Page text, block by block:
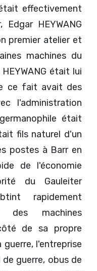
effectivement
HEYWANG
premier atelier et
machines du
était lui
ce fait avait des
l'administration
était
fils naturel d'un
postes à Barr en
de l'économie
du Gauleiter
rapidement
des machines
de sa propre
l'entreprise
guerre, obus de